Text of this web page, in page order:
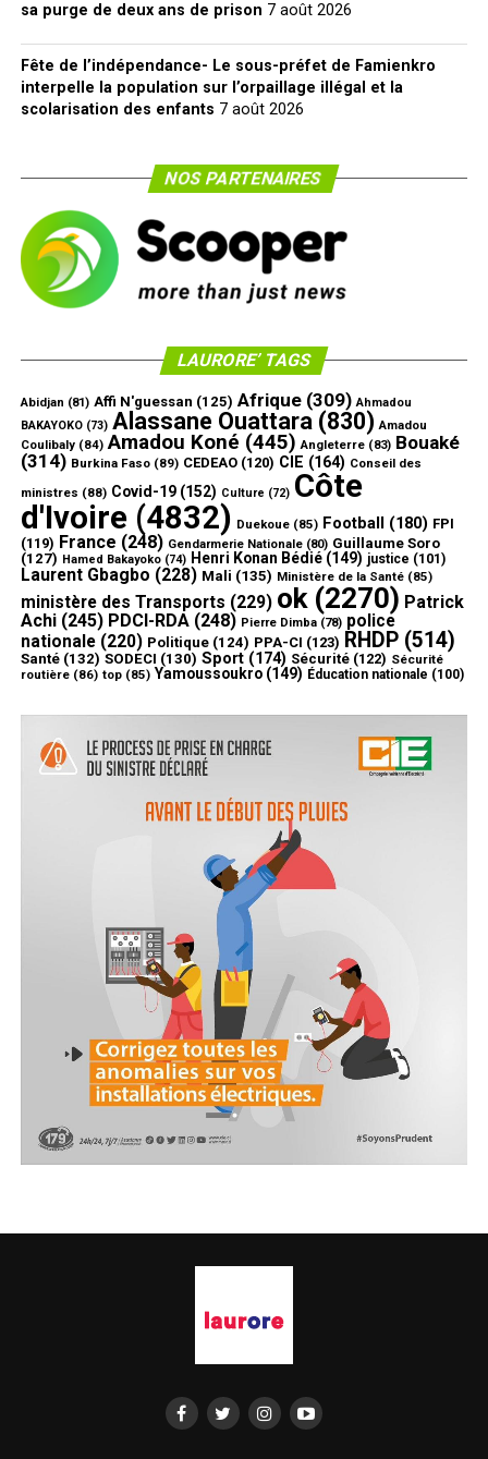
sa purge de deux ans de prison 7 août 2026
Fête de l’indépendance- Le sous-préfet de Famienkro
interpelle la population sur l’orpaillage illégal et la
scolarisation des enfants 7 août 2026
NOS PARTENAIRES
LAURORE’ TAGS
Abidjan (81) Affi N'guessan (125) Afrique(309) Ahmadou
BAKAYOKO(73) Alassane Ouattara(830) Amadou
Coulibaly(84) Amadou Koné (445) Angleterre(83) Bouaké
(314) Burkina Faso(89) CEDEAO(120) CIE (164) Conseil des
ministres (88) Covid-19(152) Culture (72) Côte
d'Ivoire(4832) Duekoue(85) Football (180) FPI
(119) France (248) Gendarmerie Nationale(80) Guillaume Soro
(127) Hamed Bakayoko(74) Henri Konan Bédié(149) justice (101)
Laurent Gbagbo (228) Mali (135) Ministère de la Santé(85)
ministère des Transports (229) ok(2270) Patrick
Achi(245) PDCI-RDA(248) Pierre Dimba(78) police
nationale(220) Politique(124) PPA-CI (123) RHDP(514)
Santé(132) SODECI (130) Sport(174) Sécurité(122) Sécurité
routière(86) top(85) Yamoussoukro(149) Éducation nationale (100)